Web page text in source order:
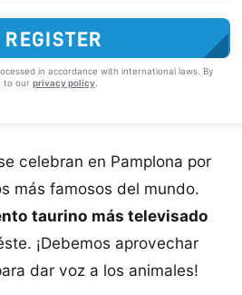
REGISTER
in accordance with international laws. By
to our privacy policy.
celebran en Pamplona por
más famosos del mundo.
taurino más televisado
¡Debemos aprovechar
dar voz a los animales!